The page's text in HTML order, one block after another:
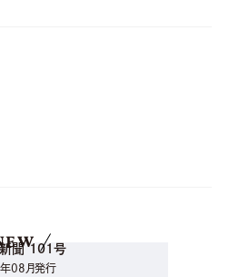
聞 101号
08月発行